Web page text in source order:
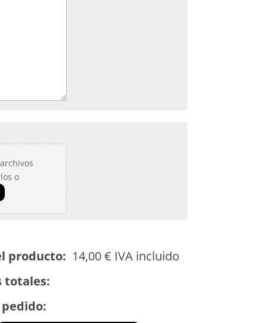
o
producto: 14,00€ IVA incluido
totales: